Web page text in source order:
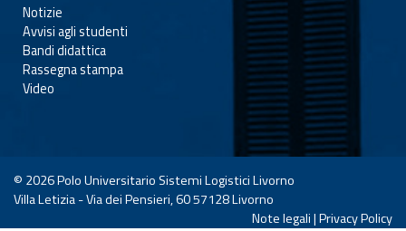
Notizie
Avvisi agli studenti
Bandi didattica
Rassegna stampa
Video
© 2026Polo Universitario Sistemi Logistici Livorno
Villa Letizia - Via dei Pensieri, 60 57128 Livorno
Note legali|Privacy Policy